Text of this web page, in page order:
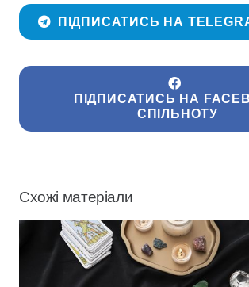
ПІДПИСАТИСЬ НА
ПІДПИСАТИСЬ НА
СПІЛЬНОТУ
Схожі матеріали